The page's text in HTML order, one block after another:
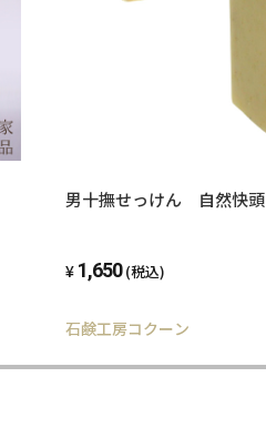
男十撫せっけん 自然快頭
1,650 (税込)
石鹸工房コクーン